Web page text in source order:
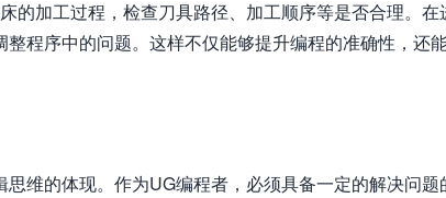
的加工过程，检查刀具路径、加工顺序等是否合理。在
程序中的问题。这样不仅能够提升编程的准确性，还
维的体现。作为UG编程者，必须具备一定的解决问题